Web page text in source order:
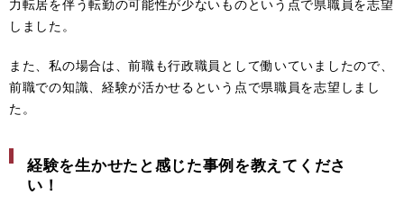
力転居を伴う転勤の可能性が少ないものという点で県職員を志望
しました。
また、私の場合は、前職も行政職員として働いていましたので、
前職での知識、経験が活かせるという点で県職員を志望しまし
た。
経験を生かせたと感じた事例を教えてくださ
い！